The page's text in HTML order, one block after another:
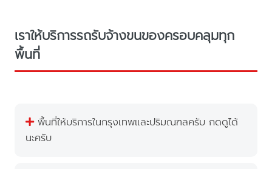
เราให้บริการรถรับจ้างขนของครอบคลุมทุก
พื้นที่
พื้นที่ให้บริการในกรุงเทพและปริมณฑลครับ กดดูได้
นะครับ